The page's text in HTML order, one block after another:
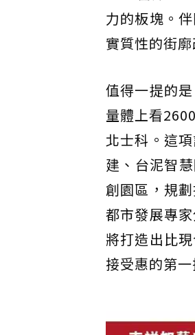
力的板塊。
實質性的街
值得一提的
量體上看
北士科。這
建、台泥智
創園區，規
都市發展專
將打造出比
接受惠的第一